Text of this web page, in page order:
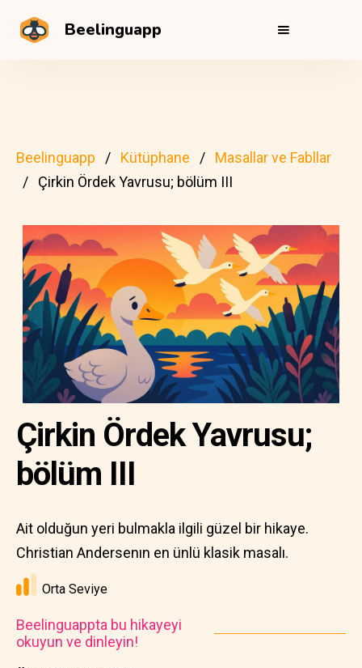
Beelinguapp
Beelinguapp Kütüphane
Masallar ve Fabllar
Çirkin Ördek Yavrusu; bölüm III
Çirkin Ördek Yavrusu;
bölüm III
Ait olduğun yeri bulmakla ilgili güzel bir hikaye.
Christian Andersenın en ünlü klasik masalı.
Orta Seviye
Beelinguappta bu hikayeyi
okuyun ve dinleyin!